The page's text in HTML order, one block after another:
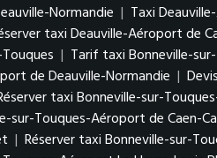
Normandie | Taxi
taxi Deauville-Aéroport de
| Tarif taxi Bonneville-
de Deauville-Normandie |
taxi Bonneville-sur-
sur-Touques-Aéroport de Caen-
| Réserver taxi Bonneville-sur-